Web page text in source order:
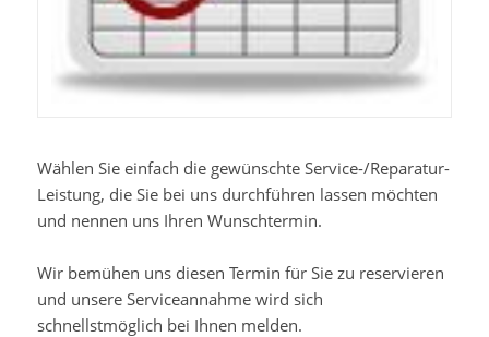
Wählen Sie einfach die gewünschte Service-/Reparatur-
Leistung, die Sie bei uns durchführen lassen möchten
und nennen uns Ihren Wunschtermin.
Wir bemühen uns diesen Termin für Sie zu reservieren
und unsere Serviceannahme wird sich
schnellstmöglich bei Ihnen melden.